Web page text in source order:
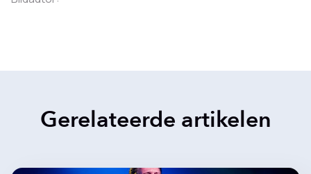
Gerelateerde artikelen